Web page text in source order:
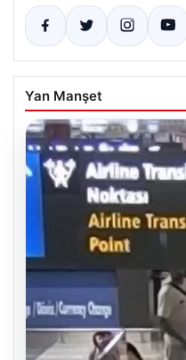
Yan Manşet